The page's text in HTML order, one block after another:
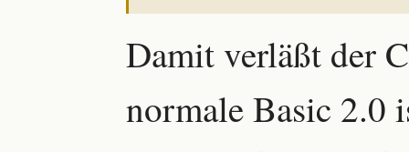
Damit verläßt der
normale Basic 2.0